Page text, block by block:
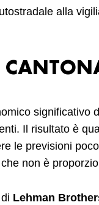
alla
significativo
Il risultato è
le previsioni
non è
Lehman